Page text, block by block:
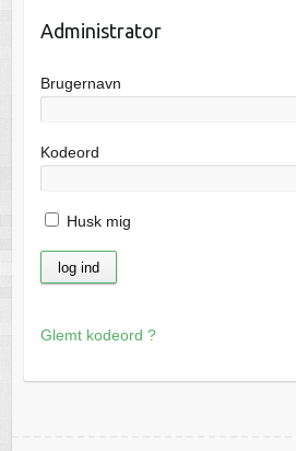
Administrator
Brugernavn
Kodeord
Husk mig
Glemt kodeord ?